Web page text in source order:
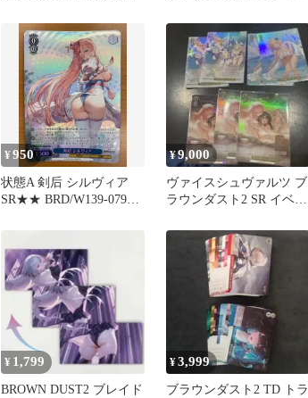
¥950
状態A 剣后 シルヴィア
SR★★ BRD/W139-079S
ラウンダスト2
¥9,000
ヴァイスシュヴァルツ ブ
ラウンダスト2 SR イベン
¥ 1,799
BROWN DUST2 ブレイド
¥3,999
ブラウンダスト2 TD トラ